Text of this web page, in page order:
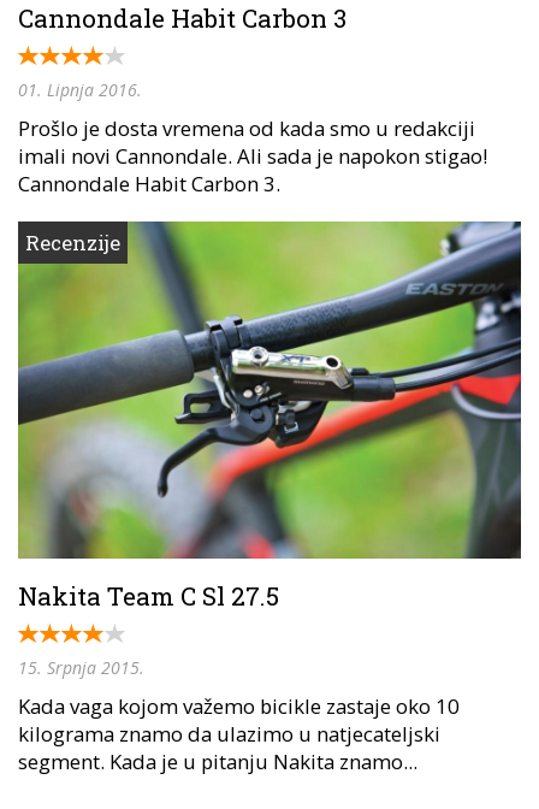
Cannondale Habit Carbon 3
01. Lipnja 2016.
Prošlo je dosta vremena od kada smo u redakciji
imali novi Cannondale. Ali sada je napokon stigao!
Cannondale Habit Carbon 3.
Recenzije
Nakita Team C Sl 27.5
15. Srpnja 2015.
Kada vaga kojom važemo bicikle zastaje oko 10
kilograma znamo da ulazimo u natjecateljski
segment. Kada je u pitanju Nakita znamo...